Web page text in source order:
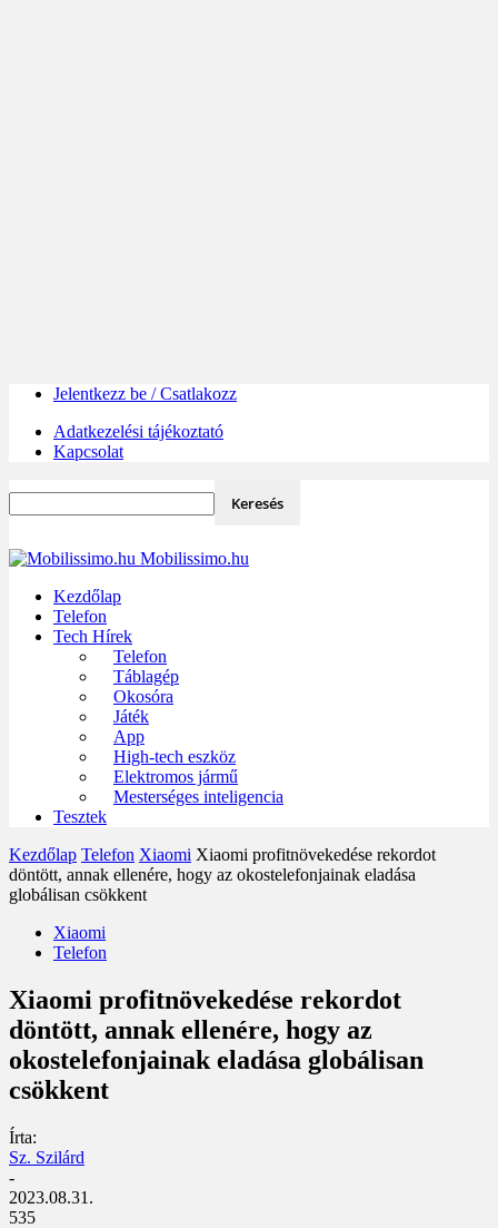
Jelentkezz be / Csatlakozz
Adatkezelési tájékoztató
Kapcsolat
Mobilissimo.hu
Kezdőlap
Telefon
Tech Hírek
Telefon
Táblagép
Okosóra
Játék
App
High-tech eszköz
Elektromos jármű
Mesterséges inteligencia
Tesztek
Kezdőlap Telefon Xiaomi Xiaomi profitnövekedése rekordot
döntött, annak ellenére, hogy az okostelefonjainak eladása
globálisan csökkent
Xiaomi
Telefon
Xiaomi profitnövekedése rekordot
döntött, annak ellenére, hogy az
okostelefonjainak eladása globálisan
csökkent
Írta:
Sz. Szilárd
-
2023.08.31.
535